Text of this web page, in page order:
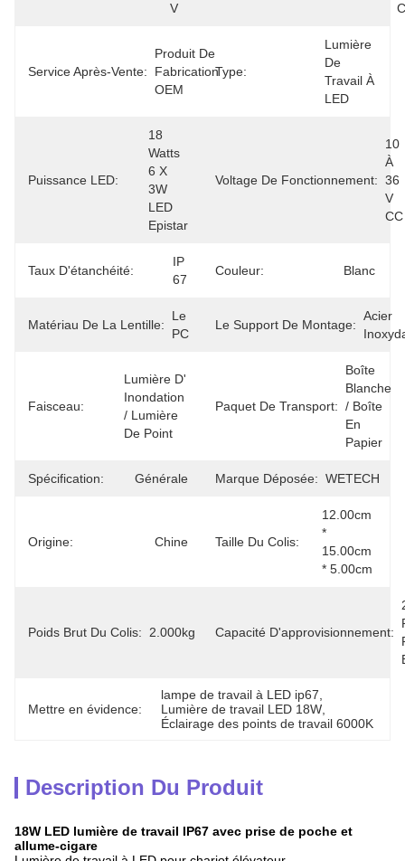
V
Service Après-Vente:
Produit De
Fabrication
OEM
Type:
Lumière
De
Travail À
LED
Puissance LED:
18
Watts
6 X
3W
LED
Epistar
Voltage De Fonctionnement:
10
À
36
V
CC
Taux D'étanchéité:
IP
67
Couleur: Blanc
Matériau De La Lentille:
Le
PC
Le Support De Montage:
Acier
Faisceau:
Lumière D'
Inondation
/ Lumière
De Point
Paquet De Transport:
Boîte
Blanche
/ Boîte
En
Papier
Spécification: Générale Marque Déposée: WETECH
Origine: Chine Taille Du Colis:
12.00cm
*
15.00cm
* 5.00cm
Poids Brut Du Colis: 2.000kg Capacité D'approvisionnement:
Mettre en évidence:
lampe de travail à LED ip67
Lumière de travail LED 18W
Éclairage des points de travail 6000K
Description Du Produit
18W LED lumière de travail IP67 avec prise de poche et
allume-cigare